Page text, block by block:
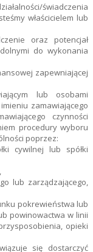
świadczenia
właścicielem lub
oraz potencjał
do wykonania
zapewniającej
lub osobami
zamawiającego
czynności
procedury wyboru
poprzez:
cywilnej lub spółki
lub zarządzającego,
pokrewieństwa lub
powinowactwa w linii
opieki
się dostarczyć